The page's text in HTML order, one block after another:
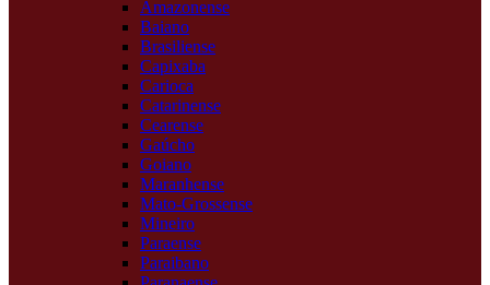
Amazonense
Baiano
Brasiliense
Capixaba
Carioca
Catarinense
Cearense
Gaúcho
Goiano
Maranhense
Mato-Grossense
Mineiro
Paraense
Paraibano